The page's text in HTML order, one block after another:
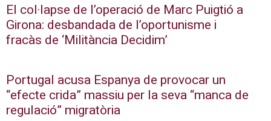
El col·lapse de l’operació de Marc Puigtió a
Girona: desbandada de l’oportunisme i
fracàs de ‘Militància Decidim’
Portugal acusa Espanya de provocar un
“efecte crida” massiu per la seva “manca de
regulació” migratòria